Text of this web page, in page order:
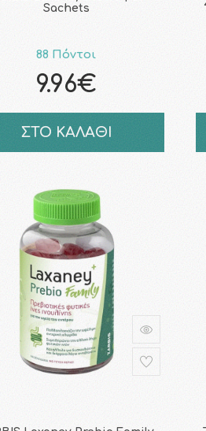
Sachets
88 Πόντοι
9.96€
ΣΤΟ ΚΑΛΑΘΙ